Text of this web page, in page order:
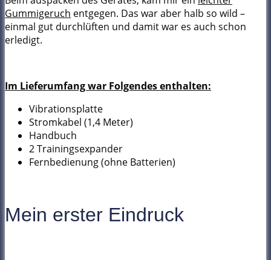
Gummigeruch entgegen. Das war aber halb so wild –
einmal gut durchlüften und damit war es auch schon
erledigt.
Im Lieferumfang war Folgendes enthalten:
Vibrationsplatte
Stromkabel (1,4 Meter)
Handbuch
2 Trainingsexpander
Fernbedienung (ohne Batterien)
Mein erster Eindruck